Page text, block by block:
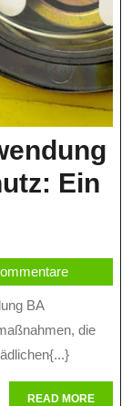
Ein
die
READ MOREREAD